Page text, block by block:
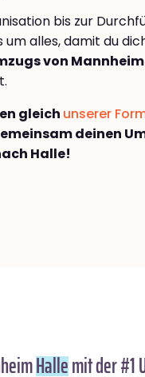
bis zur
um alles, damit du
von
gleich unserer
deinen
Halle!
Hallemit der #1